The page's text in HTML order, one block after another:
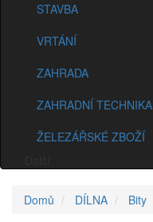
STAVBA
VRTÁNÍ
ZAHRADA
ZAHRADNÍ TECHNIKA
ŽELEZÁŘSKÉ ZBOŽÍ
Domů DÍLNA Bity